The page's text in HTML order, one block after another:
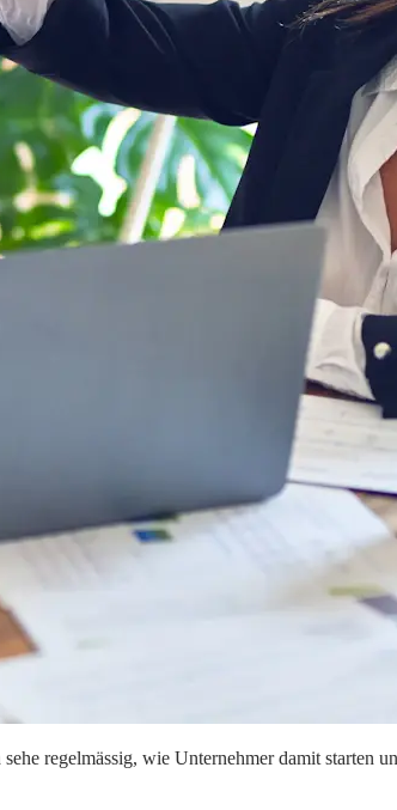
regelmässig, wie Unternehmer damit starten